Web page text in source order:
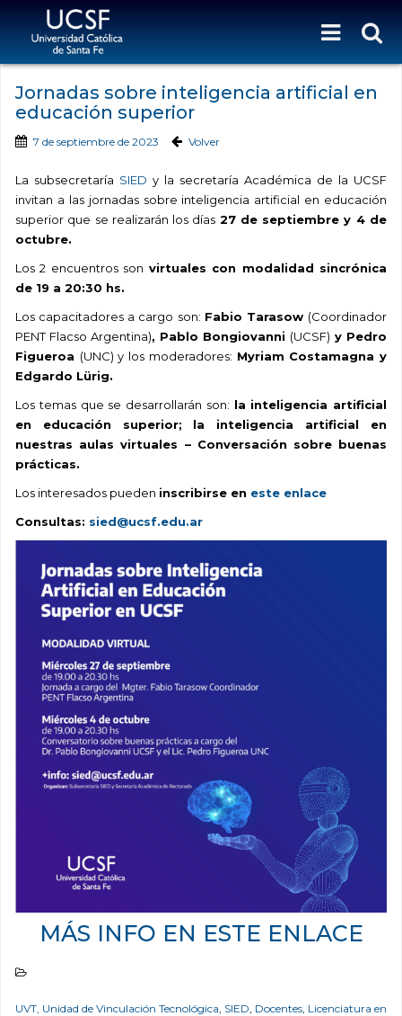
Jornadas sobre inteligencia artificial en
educación superior
7 de septiembre de 2023 Volver
La subsecretaría SIED y la secretaría Académica de la UCSF
invitan a las jornadas sobre inteligencia artificial en educación
superior que se realizarán los días 27 de septiembre y 4 de
octubre.
Los 2 encuentros son virtuales con modalidad sincrónica
de 19 a 20:30 hs.
Los capacitadores a cargo son: Fabio Tarasow (Coordinador
PENT Flacso Argentina), Pablo Bongiovanni (UCSF) y Pedro
Figueroa (UNC) y los moderadores: Myriam Costamagna y
Edgardo Lürig.
Los temas que se desarrollarán son: la inteligencia artificial
en educación superior; la inteligencia artificial en
nuestras aulas virtuales – Conversación sobre buenas
prácticas.
Los interesados pueden inscribirse en este enlace
Consultas: sied@ucsf.edu.ar
MÁS INFO EN ESTE ENLACE
UVT, Unidad de Vinculación Tecnológica, SIED, Docentes, Licenciatura en